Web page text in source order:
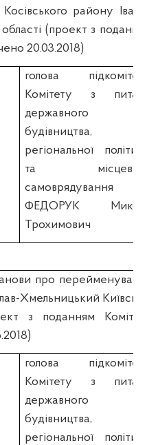
району
області (проект з
20.03.2018)
голова
Комітету з
державного
будівництва,
регіональної
та
самоврядування
ФЕДОРУК
Трохимович
про
Хмельницький
з поданням
голова
Комітету з
державного
будівництва,
регіональної